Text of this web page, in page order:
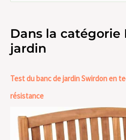
Dans la catégorie
jardin
Test du banc de jardin Swirdon en
résistance